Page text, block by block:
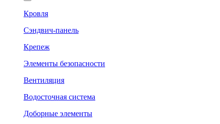
Кровля
Сэндвич-панель
Крепеж
Элементы безопасности
Вентиляция
Водосточная система
Доборные элементы